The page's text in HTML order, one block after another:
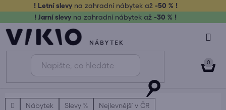
obsah
! Letní slevy na zahradní nábytek až-50 % !
! Jarní slevy na zahradní nábytek až -30 % !
DomůNábytek Slevy %
Nejlevnější v ČR